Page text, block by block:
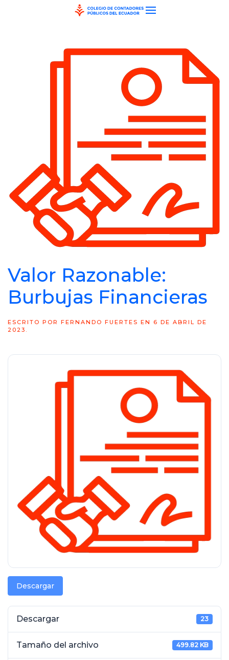
Valor Razonable:
Burbujas Financieras
ESCRITO POR FERNANDO FUERTES EN 6 DE ABRIL DE
2023 .
Descargar
Descargar 23
Tamaño del archivo 499.82 KB